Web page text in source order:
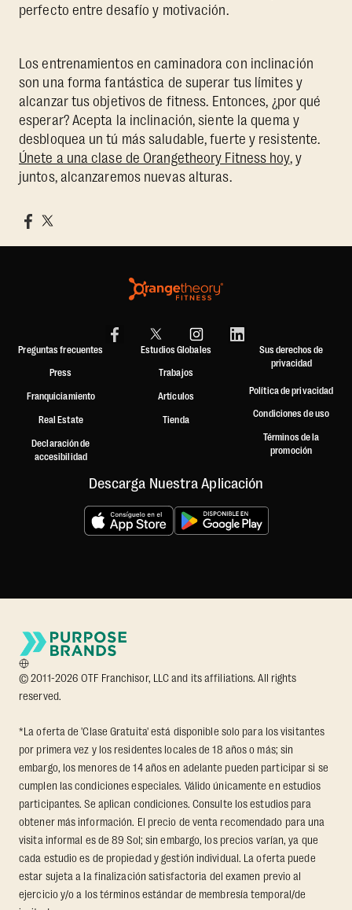
perfecto entre desafío y motivación.
Los entrenamientos en caminadora con inclinación
son una forma fantástica de superar tus límites y
alcanzar tus objetivos de fitness. Entonces, ¿por qué
esperar? Acepta la inclinación, siente la quema y
desbloquea un tú más saludable, fuerte y resistente.
Únete a una clase de Orangetheory Fitness hoy, y
juntos, alcanzaremos nuevas alturas.
Preguntas frecuentes
Press
Franquiciamiento
Real Estate
Declaración de
accesibilidad
Estudios Globales
Trabajos
Artículos
Tienda
Sus derechos de
privacidad
Política de privacidad
Condiciones de uso
Términos de la
promoción
Descarga Nuestra Aplicación
© 2011-2026 OTF Franchisor, LLC and its affiliations. All rights
reserved.
*La oferta de 'Clase Gratuita' está disponible solo para los visitantes
por primera vez y los residentes locales de 18 años o más; sin
embargo, los menores de 14 años en adelante pueden participar si se
cumplen las condiciones especiales. Válido únicamente en estudios
participantes. Se aplican condiciones. Consulte los estudios para
obtener más información. El precio de venta recomendado para una
visita informal es de 89 Sol; sin embargo, los precios varían, ya que
cada estudio es de propiedad y gestión individual. La oferta puede
estar sujeta a la finalización satisfactoria del examen previo al
ejercicio y/o a los términos estándar de membresía temporal/de